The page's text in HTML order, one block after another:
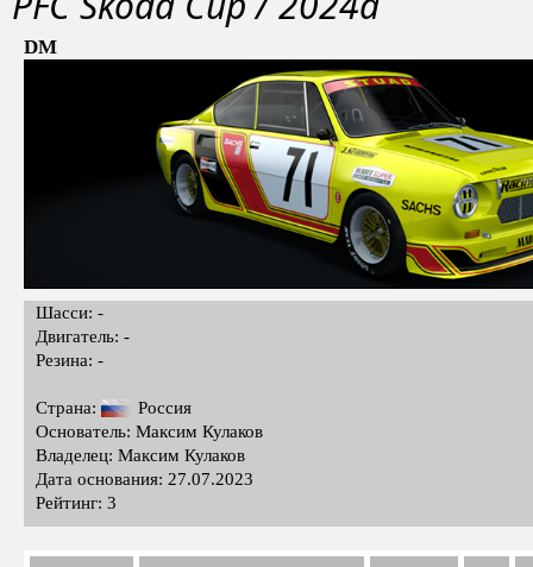
DM
Шасси: -
Двигатель: -
Резина: -
Страна:
Россия
Основатель: Максим Кулаков
Владелец: Максим Кулаков
Дата основания: 27.07.2023
Рейтинг: 3